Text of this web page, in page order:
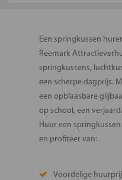
Een springkussen
Reemark
springkussens,
een scherpe dagprijs.
een opblaasbare
op school, een
Huur een
en profiteer van:
Voordelige